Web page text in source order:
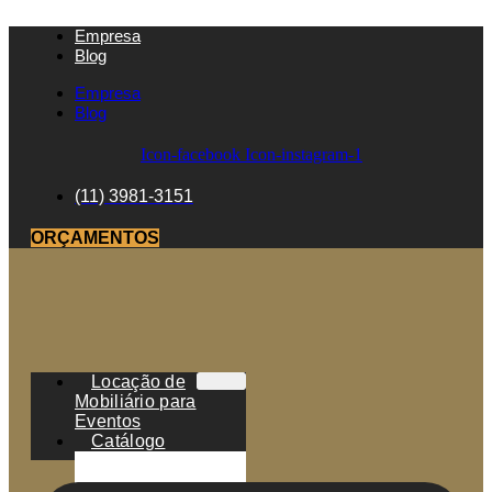
Empresa
Blog
Empresa
Blog
Icon-facebook Icon-instagram-1
(11) 3981-3151
ORÇAMENTOS
Locação de
Mobiliário para
Eventos
Catálogo